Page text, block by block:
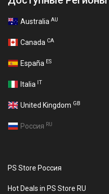
Australia AU
Canada CA
España ES
Italia IT
United Kingdom GB
Россия RU
PS Store Россия
Hot Deals in PS Store RU